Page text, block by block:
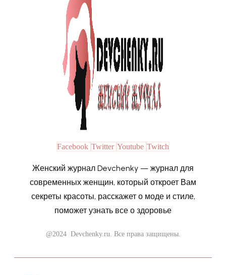
Facebook Twitter Youtube Twitch
Женский журнал Devchenky — журнал для
современных женщин, который откроет Вам
секреты красоты, расскажет о моде и стиле,
поможет узнать все о здоровье
@2024 Devchenky.ru. Все права защищены.